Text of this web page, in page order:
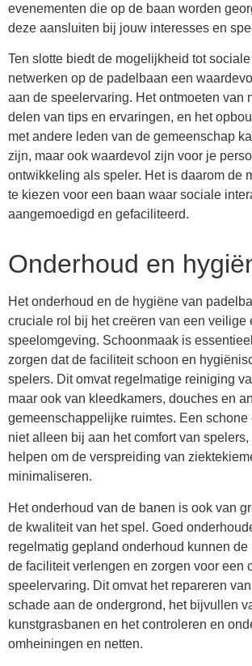
evenementen die op de baan worden
deze aansluiten bij jouw interesses en
Ten slotte biedt de mogelijkheid tot
netwerken op de padelbaan een
aan de speelervaring. Het ontmoeten van
delen van tips en ervaringen, en het
met andere leden van de gemeenschap
zijn, maar ook waardevol zijn voor je
ontwikkeling als speler. Het is daarom de
te kiezen voor een baan waar sociale
aangemoedigd en gefaciliteerd.
Onderhoud en
Het onderhoud en de hygiëne van
cruciale rol bij het creëren van een veilige
speelomgeving. Schoonmaak is
zorgen dat de faciliteit schoon en
spelers. Dit omvat regelmatige reiniging
maar ook van kleedkamers, douches en
gemeenschappelijke ruimtes. Een schone
niet alleen bij aan het comfort van
helpen om de verspreiding van
minimaliseren.
Het onderhoud van de banen is ook van
de kwaliteit van het spel. Goed
regelmatig gepland onderhoud kunnen de
de faciliteit verlengen en zorgen voor een
speelervaring. Dit omvat het repareren
schade aan de ondergrond, het bijvullen
kunstgrasbanen en het controleren en
omheiningen en netten.